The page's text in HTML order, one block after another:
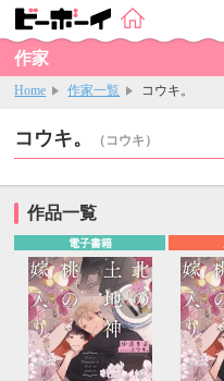
作家
Home 作家一覧 コウキ。
コウキ。 （コウキ）
作品一覧
電子書籍